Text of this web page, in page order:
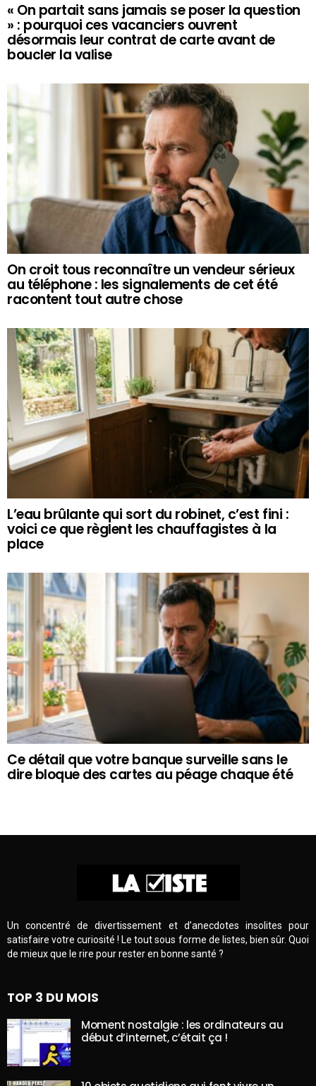
« On partait sans jamais se poser la question
» : pourquoi ces vacanciers ouvrent
désormais leur contrat de carte avant de
boucler la valise
On croit tous reconnaître un vendeur sérieux
au téléphone : les signalements de cet été
racontent tout autre chose
L’eau brûlante qui sort du robinet, c’est fini :
voici ce que règlent les chauffagistes à la
place
Ce détail que votre banque surveille sans le
dire bloque des cartes au péage chaque été
Un concentré de divertissement et d’anecdotes insolites pour
satisfaire votre curiosité ! Le tout sous forme de listes, bien sûr. Quoi
de mieux que le rire pour rester en bonne santé ?
TOP 3 DU MOIS
Moment nostalgie : les ordinateurs au
début d’internet, c’était ça !